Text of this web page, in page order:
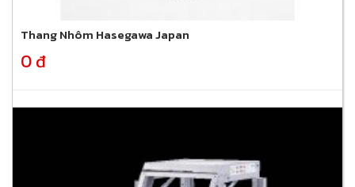
Thang Nhôm Hasegawa Japan
0 đ